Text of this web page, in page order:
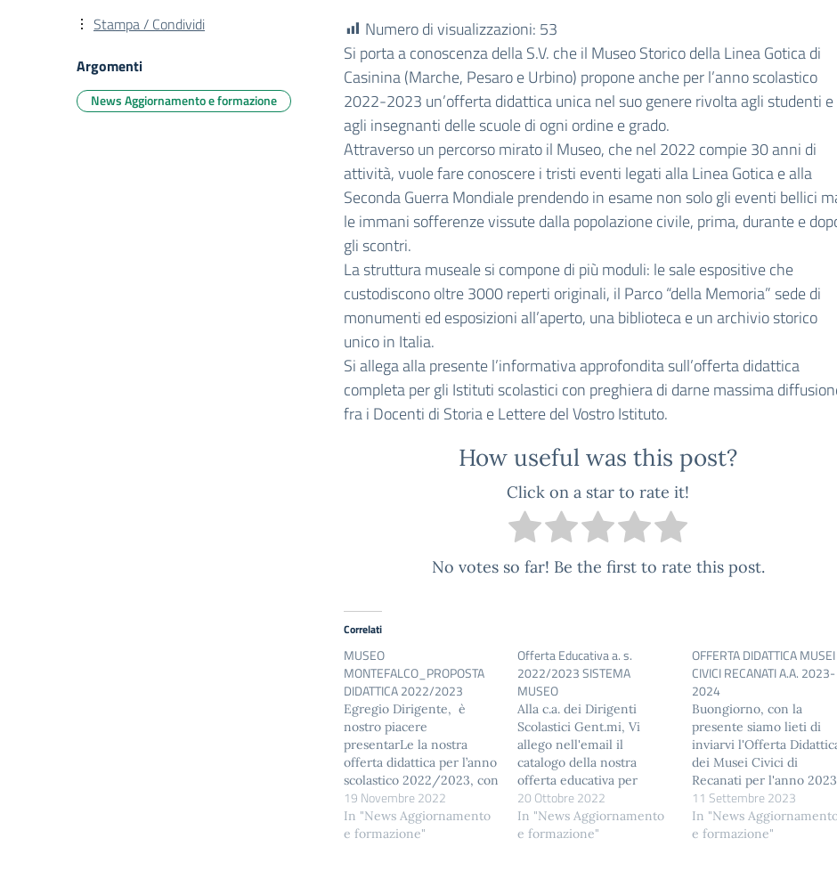
Numero di visualizzazioni: 53
Si porta a conoscenza della S.V. che il Museo Storico della Linea Gotica di
Casinina (Marche, Pesaro e Urbino) propone anche per l’anno scolastico
2022-2023 un’offerta didattica unica nel suo genere rivolta agli studenti e
agli insegnanti delle scuole di ogni ordine e grado.
Attraverso un percorso mirato il Museo, che nel 2022 compie 30 anni di
attività, vuole fare conoscere i tristi eventi legati alla Linea Gotica e alla
Seconda Guerra Mondiale prendendo in esame non solo gli eventi bellici
le immani sofferenze vissute dalla popolazione civile, prima, durante e
gli scontri.
La struttura museale si compone di più moduli: le sale espositive che
custodiscono oltre 3000 reperti originali, il Parco “della Memoria” sede di
monumenti ed esposizioni all’aperto, una biblioteca e un archivio storico
unico in Italia.
Si allega alla presente l’informativa approfondita sull’offerta didattica
completa per gli Istituti scolastici con preghiera di darne massima
fra i Docenti di Storia e Lettere del Vostro Istituto.
How useful was this post?
Click on a star to rate it!
No votes so far! Be the first to rate this post.
Correlati
MUSEO
MONTEFALCO_PROPOSTA
DIDATTICA 2022/2023
Egregio Dirigente, è
nostro piacere
presentarLe la nostra
offerta didattica per l’anno
scolastico 2022/2023, con
la preghiera di massima
diffusione presso i Docenti
del Suo Istituto. La nostra
19 Novembre 2022
In "News Aggiornamento
e formazione"
Offerta Educativa a. s.
2022/2023 SISTEMA
MUSEO
Alla c.a. dei Dirigenti
Scolastici Gent.mi, Vi
allego nell'email il
catalogo della nostra
offerta educativa per
l’anno scolastico
2022/2023. Quest’anno
abbiamo scelto
20 Ottobre 2022
In "News Aggiornamento
e formazione"
OFFERTA DIDATTICA MUSEI
CIVICI RECANATI A.A. 2023-
2024
Buongiorno, con la
presente siamo lieti di
inviarvi l'Offerta
dei Musei Civici di
Recanati per l'anno
2024. Informiamo inoltre
che il giorno sabato 16
settembre ore 15:00
11 Settembre 2023
In "News
e formazione"
Stampa / Condividi
Argomenti
News Aggiornamento e formazione